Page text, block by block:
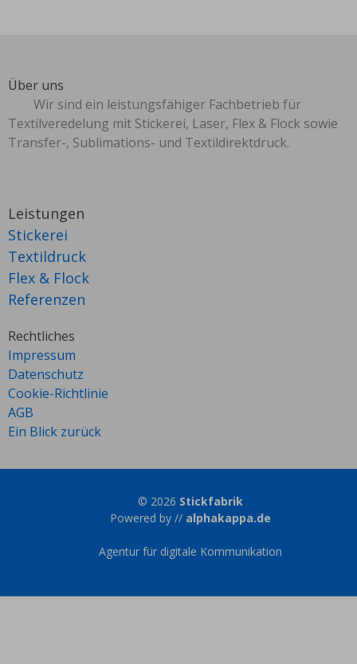
Über uns
Wir sind ein leistungsfähiger Fachbetrieb für
Textilveredelung mit Stickerei, Laser, Flex & Flock sowie
Transfer-, Sublimations- und Textildirektdruck.
Leistungen
Stickerei
Textildruck
Flex & Flock
Referenzen
Rechtliches
Impressum
Datenschutz
Cookie-Richtlinie
AGB
Ein Blick zurück
© 2026 Stickfabrik
Powered by // alphakappa.de
Agentur für digitale Kommunikation